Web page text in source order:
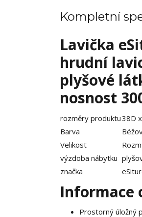
Kompletní
Lavička
hrudní
plyšové
nosnost
rozměry produktu38D
Barva
Velikost
výzdoba nábytku
značka
Informace
Prostorný úložný